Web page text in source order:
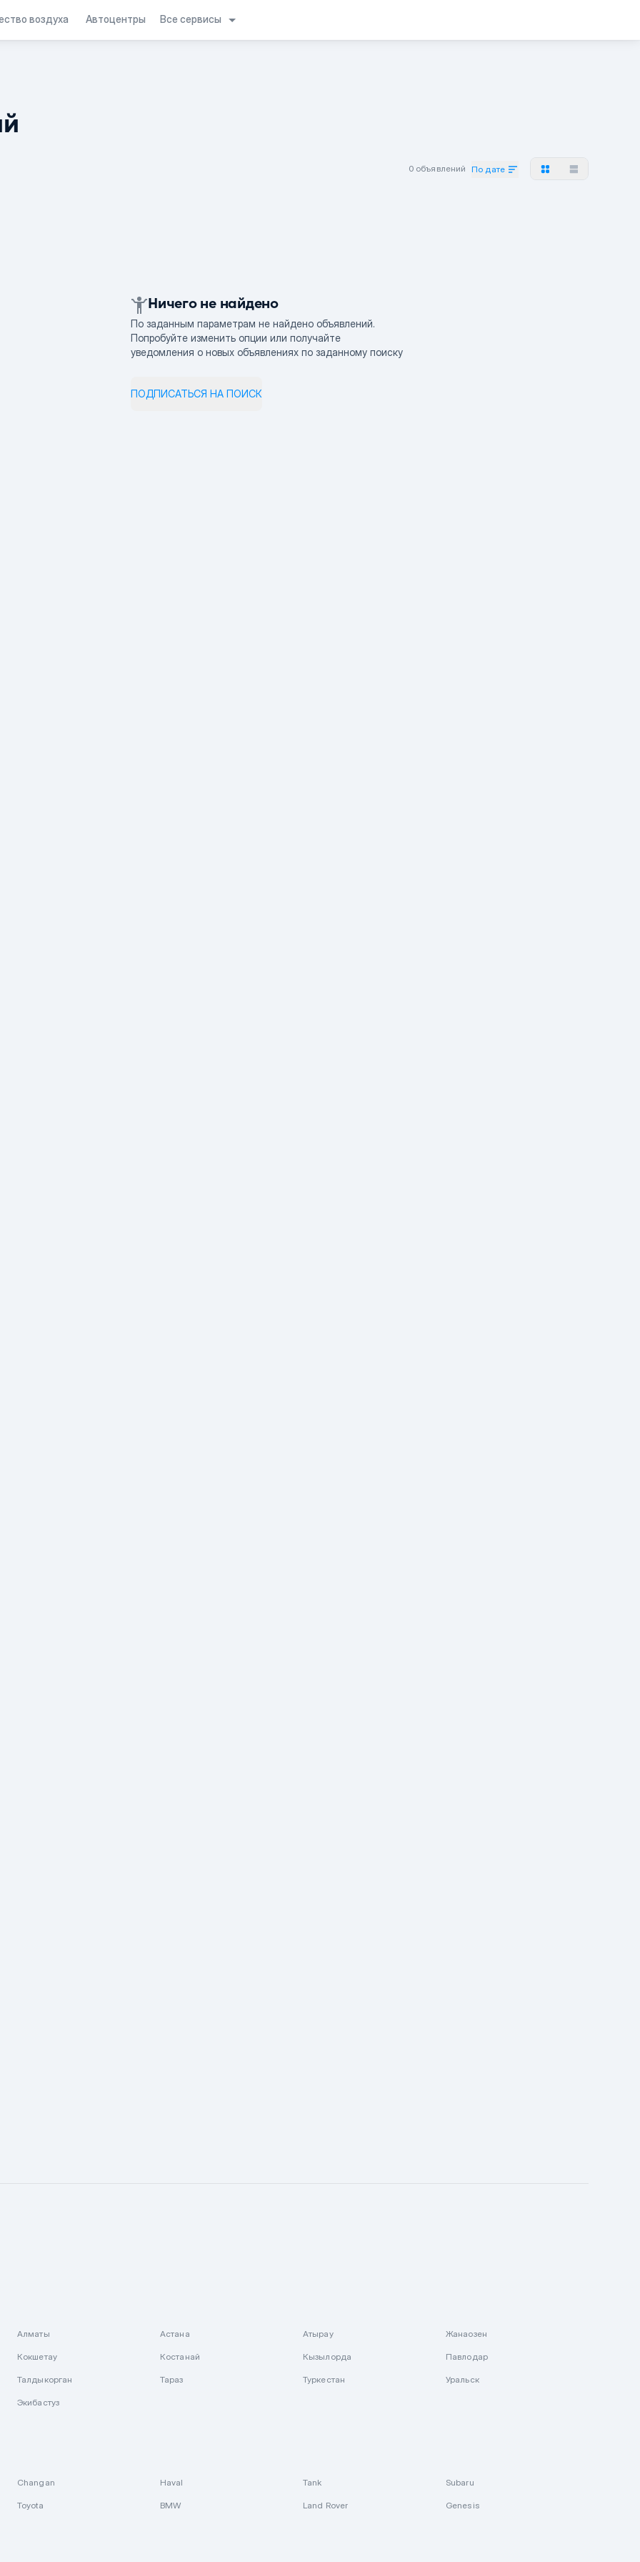
воздуха Автоцентры Все сервисы
0 объявлений По дате
Ничего не найдено
По заданным параметрам не найдено объявлений.
Попробуйте изменить опции или получайте
уведомления о новых объявлениях по заданному поиску
ПОДПИСАТЬСЯ НА ПОИСК
Алматы Астана Атырау Жанаозен
Кокшетау Костанай Кызылорда Павлодар
Талдыкорган Тараз Туркестан Уральск
Экибастуз
Changan Haval Tank Subaru
Toyota BMW Land Rover Genesis